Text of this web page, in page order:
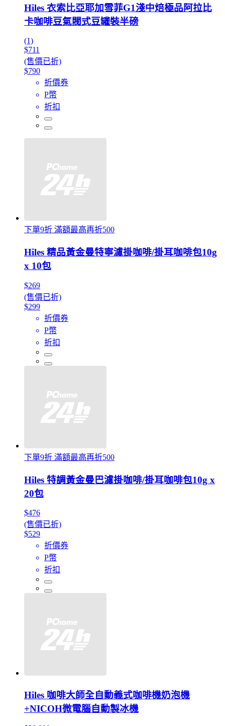
Hiles 衣索比亞耶加雪菲G1淺中焙極品阿拉比
卡咖啡豆氣閥式豆罐裝半磅
(1)
$711
(售價已折)
$790
折價券
P幣
折扣
下單9折 滿額最高再折500
Hiles 精品黃金曼特寧濾掛咖啡/掛耳咖啡包10g
x 10包
$269
(售價已折)
$299
折價券
P幣
折扣
下單9折 滿額最高再折500
Hiles 特調黃金曼巴濾掛咖啡/掛耳咖啡包10g x
20包
$476
(售價已折)
$529
折價券
P幣
折扣
Hiles 咖啡大師全自動義式咖啡機奶泡機
+NICOH微電腦自動製冰機